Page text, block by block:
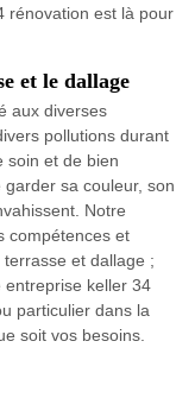
rénovation est là pour
et le dallage
aux diverses
pollutions durant
soin et de bien
sa couleur, son
Notre
compétences et
et dallage ;
entreprise keller 34
particulier dans la
soit vos besoins.